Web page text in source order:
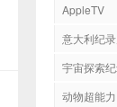
AppleTV
意大利纪
宇宙探索
动物超能力